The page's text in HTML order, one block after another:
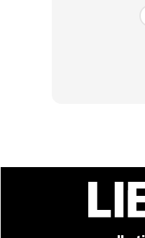
Bila sampai di pejabat,